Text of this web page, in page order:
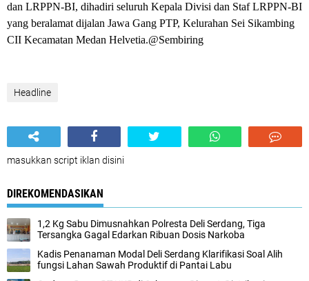
dan LRPPN-BI, dihadiri seluruh Kepala Divisi dan Staf LRPPN-BI
yang beralamat dijalan Jawa Gang PTP, Kelurahan Sei Sikambing
CII Kecamatan Medan Helvetia.@Sembiring
Headline
masukkan script iklan disini
DIREKOMENDASIKAN
1,2 Kg Sabu Dimusnahkan Polresta Deli Serdang, Tiga
Tersangka Gagal Edarkan Ribuan Dosis Narkoba
Kadis Penanaman Modal Deli Serdang Klarifikasi Soal Alih
fungsi Lahan Sawah Produktif di Pantai Labu